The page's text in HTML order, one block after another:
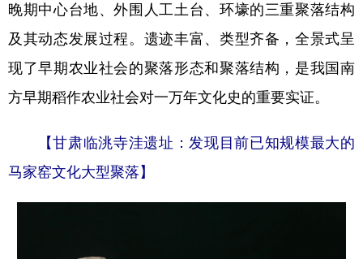
晚期中心台地、外围人工土台、环壕的三重聚落结构
及其动态发展过程。遗迹丰富、类型齐备，全景式呈
现了早期农业社会的聚落形态和聚落结构，是我国南
方早期稻作农业社会对一万年文化史的重要实证。
【甘肃临洮寺洼遗址：发现目前已知规模最大的
马家窑文化大型聚落】